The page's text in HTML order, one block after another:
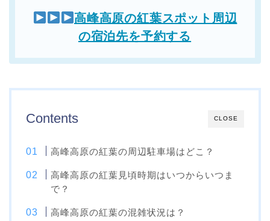
高峰高原の紅葉スポット周辺
の宿泊先を予約する
CLOSE
Contents
高峰高原の紅葉の周辺駐車場はどこ？
高峰高原の紅葉見頃時期はいつからいつま
で？
高峰高原の紅葉の混雑状況は？